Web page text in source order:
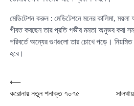
মেডিটেশন করুন : মেডিটেশনে মনের কালিমা, ময়লা
গীবত করছেন তার প্রতি গভীর মমতা অনুভব করা
পরিবর্তে অন্যের গুণগুলো তার চোখে পড়ে।
হবে।
Post
navigation
⟵
করোনায় নতুন শনাক্ত ৭০৭৫